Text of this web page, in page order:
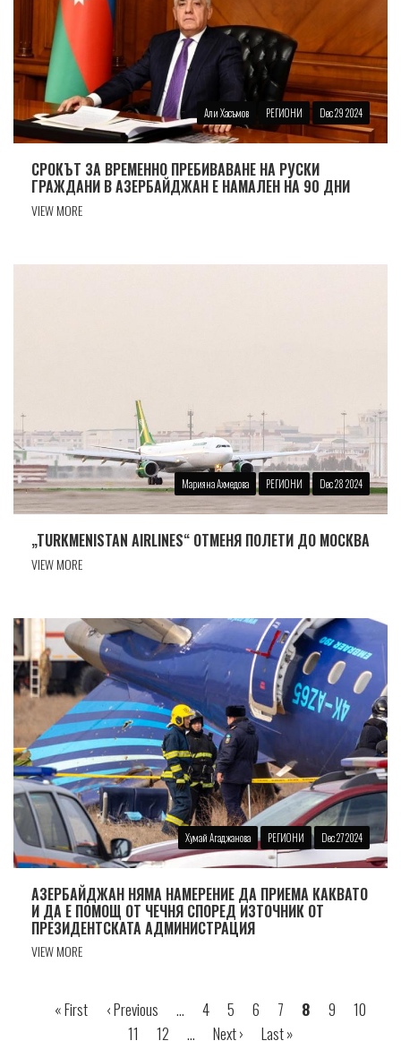
Али Хасъмов РЕГИОНИ Dec 29 2024
СРОКЪТ ЗА ВРЕМЕННО ПРЕБИВАВАНЕ НА РУСКИ
ГРАЖДАНИ В АЗЕРБАЙДЖАН Е НАМАЛЕН НА 90 ДНИ
VIEW MORE
Марияна Ахмедова РЕГИОНИ Dec 28 2024
„TURKMENISTAN AIRLINES“ ОТМЕНЯ ПОЛЕТИ ДО МОСКВА
VIEW MORE
Хумай Агаджанова РЕГИОНИ Dec 27 2024
АЗЕРБАЙДЖАН НЯМА НАМЕРЕНИЕ ДА ПРИЕМА КАКВАТО
И ДА Е ПОМОЩ ОТ ЧЕЧНЯ СПОРЕД ИЗТОЧНИК ОТ
ПРЕЗИДЕНТСКАТА АДМИНИСТРАЦИЯ
VIEW MORE
Pagination
First
« First
Previous
page
‹ Previous … Страница
4 Страница
5 Страница
6 Страница
7 Страница
8 Страница
9 10
11
Страница
12 … Next
Next › Last
Last »